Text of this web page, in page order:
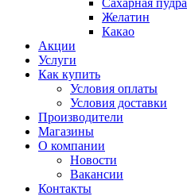
Сахарная пудра
Желатин
Какао
Акции
Услуги
Как купить
Условия оплаты
Условия доставки
Производители
Магазины
О компании
Новости
Вакансии
Контакты